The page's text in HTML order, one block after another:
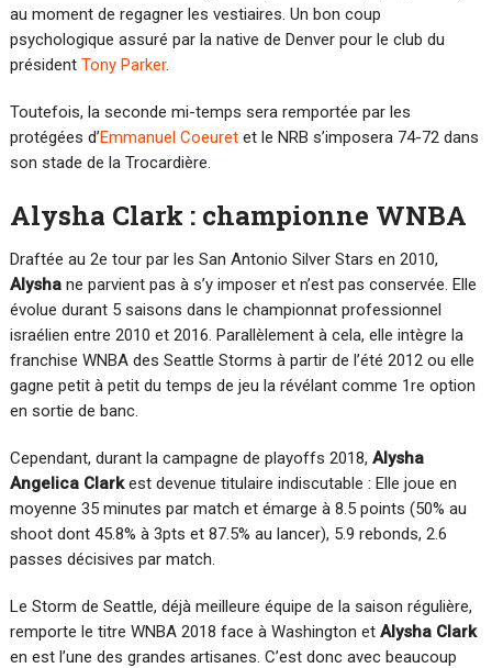
au moment de regagner les vestiaires. Un bon coup
psychologique assuré par la native de Denver pour le club du
président Tony Parker.
Toutefois, la seconde mi-temps sera remportée par les
protégées d’Emmanuel Coeuretet le NRB s’imposera 74-72 dans
son stade de la Trocardière.
Alysha Clark : championne WNBA
Draftée au 2e tour par les San Antonio Silver Stars en 2010,
Alyshane parvient pas à s’y imposer et n’est pas conservée. Elle
évolue durant 5 saisons dans le championnat professionnel
israélien entre 2010 et 2016. Parallèlement à cela, elle intègre la
franchise WNBA des Seattle Storms à partir de l’été 2012 ou elle
gagne petit à petit du temps de jeu la révélant comme 1re option
en sortie de banc.
Cependant, durant la campagne de playoffs 2018, Alysha
Angelica Clarkest devenue titulaire indiscutable : Elle joue en
moyenne 35 minutes par match et émarge à 8.5 points (50% au
shoot dont 45.8% à 3pts et 87.5% au lancer), 5.9 rebonds, 2.6
passes décisives par match.
Le Storm de Seattle, déjà meilleure équipe de la saison régulière,
remporte le titre WNBA 2018 face à Washington et Alysha Clark
en est l’une des grandes artisanes. C’est donc avec beaucoup